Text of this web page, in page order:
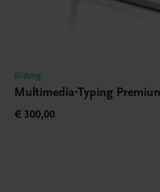
Bildung
Multimedia-Typing
€ 300,00